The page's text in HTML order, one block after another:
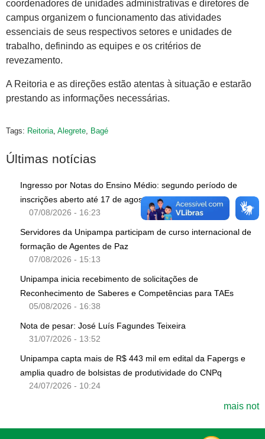
coordenadores de unidades administrativas e diretores de
campus organizem o funcionamento das atividades
essenciais de seus respectivos setores e unidades de
trabalho, definindo as equipes e os critérios de
revezamento.
A Reitoria e as direções estão atentas à situação e estarão
prestando as informações necessárias.
Tags: Reitoria, Alegrete, Bagé
Últimas notícias
Ingresso por Notas do Ensino Médio: segundo período de
inscrições aberto até 17 de agosto
07/08/2026 - 16:23
Servidores da Unipampa participam de curso internacional de
formação de Agentes de Paz
07/08/2026 - 15:13
Unipampa inicia recebimento de solicitações de
Reconhecimento de Saberes e Competências para TAEs
05/08/2026 - 16:38
Nota de pesar: José Luís Fagundes Teixeira
31/07/2026 - 13:52
Unipampa capta mais de R$ 443 mil em edital da Fapergs e
amplia quadro de bolsistas de produtividade do CNPq
24/07/2026 - 10:24
mais not